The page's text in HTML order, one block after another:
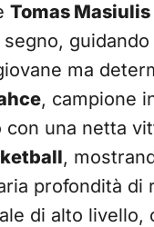
Tomas Masiulis
guidando
ma
, campione
con una netta
,
profondità di
di alto livello,